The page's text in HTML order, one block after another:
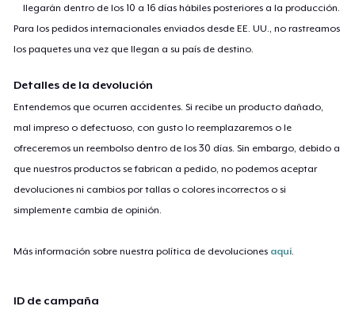
llegarán dentro de los 10 a 16 días hábiles posteriores a la producción.
Para los pedidos internacionales enviados desde EE. UU., no rastreamos
los paquetes una vez que llegan a su país de destino.
Detalles de la devolución
Entendemos que ocurren accidentes. Si recibe un producto dañado,
mal impreso o defectuoso, con gusto lo reemplazaremos o le
ofreceremos un reembolso dentro de los 30 días. Sin embargo, debido a
que nuestros productos se fabrican a pedido, no podemos aceptar
devoluciones ni cambios por tallas o colores incorrectos o si
simplemente cambia de opinión.
Más información sobre nuestra política de devoluciones aquí.
ID de campaña